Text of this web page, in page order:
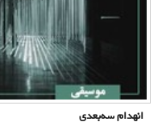
انهدام سه‌بعدی